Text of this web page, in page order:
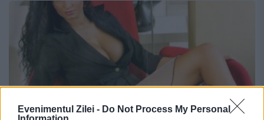
Evenimentul Zilei - Do Not Process My Personal